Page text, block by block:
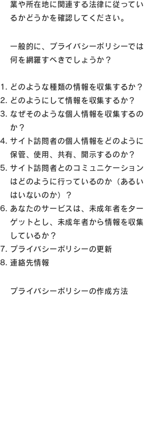
業や所在地に関連する法律に従ってい
るかどうかを確認してください。
一般的に、プライバシーポリシーでは
何を網羅すべきでしょうか？
どのような種類の情報を収集するか？
どのようにして情報を収集するか？
なぜそのような個人情報を収集するの
か？
サイト訪問者の個人情報をどのように
保管、使用、共有、開示するのか？
サイト訪問者とのコミュニケーション
はどのように行っているのか（あるい
はいないのか）？
あなたのサービスは、未成年者をター
ゲットとし、未成年者から情報を収集
しているか？
プライバシーポリシーの更新
連絡先情報
プライバシーポリシーの作成方法